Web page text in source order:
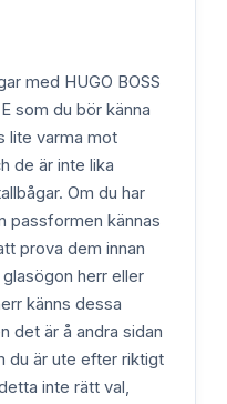
med HUGO BOSS
som du bör känna
lite varma mot
de är inte lika
Om du har
passformen kännas
prova dem innan
herr eller
känns dessa
det är å andra sidan
du är ute efter riktigt
inte rätt val,